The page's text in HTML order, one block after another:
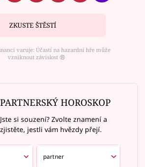
ZKUSTE ŠTĚSTÍ
varuje: Účastí na hazardní hře může
vzniknout závislost ⑱
PARTNERSKÝ HOROSKOP
Jste si souzení? Zvolte znamení a
zjistěte, jestli vám hvězdy přejí.